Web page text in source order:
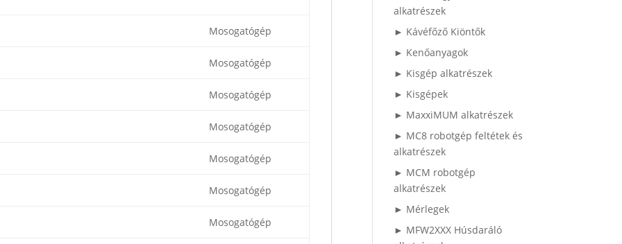
Mosogatógép
Mosogatógép
Mosogatógép
Mosogatógép
Mosogatógép
Mosogatógép
Mosogatógép
alkatrészek
► Kávéfőző Kiöntők
► Kenőanyagok
► Kisgép alkatrészek
► Kisgépek
► MaxxiMUM alkatrészek
► MC8 robotgép feltétek és
alkatrészek
► MCM robotgép
alkatrészek
► Mérlegek
► MFW2XXX Húsdaráló